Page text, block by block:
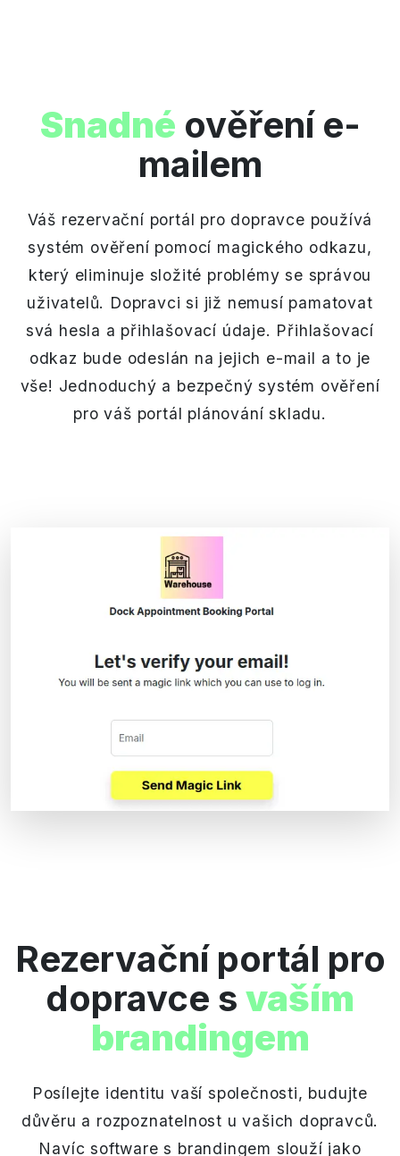
Snadné ověření e-
mailem
Váš rezervační portál pro dopravce používá
systém ověření pomocí magického odkazu,
který eliminuje složité problémy se správou
uživatelů. Dopravci si již nemusí pamatovat
svá hesla a přihlašovací údaje. Přihlašovací
odkaz bude odeslán na jejich e-mail a to je
vše! Jednoduchý a bezpečný systém ověření
pro váš portál plánování skladu.
Rezervační portál pro
dopravce s vaším
brandingem
Posílejte identitu vaší společnosti, budujte
důvěru a rozpoznatelnost u vašich dopravců.
Navíc software s brandingem slouží jako